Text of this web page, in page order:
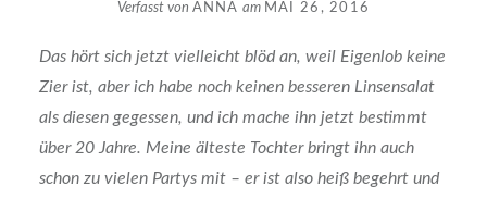
Verfasst von ANNA am MAI 26, 2016
Das hört sich jetzt vielleicht blöd an, weil Eigenlob keine
Zier ist, aber ich habe noch keinen besseren Linsensalat
als diesen gegessen, und ich mache ihn jetzt bestimmt
über 20 Jahre. Meine älteste Tochter bringt ihn auch
schon zu vielen Partys mit – er ist also heiß begehrt und